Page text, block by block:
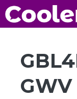
Saltar
al
GWV